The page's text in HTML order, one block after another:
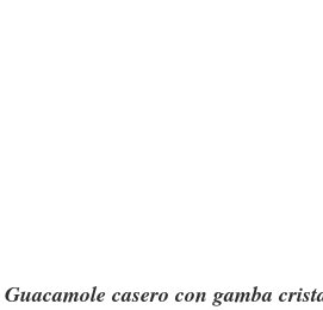
Guacamole casero con gamba